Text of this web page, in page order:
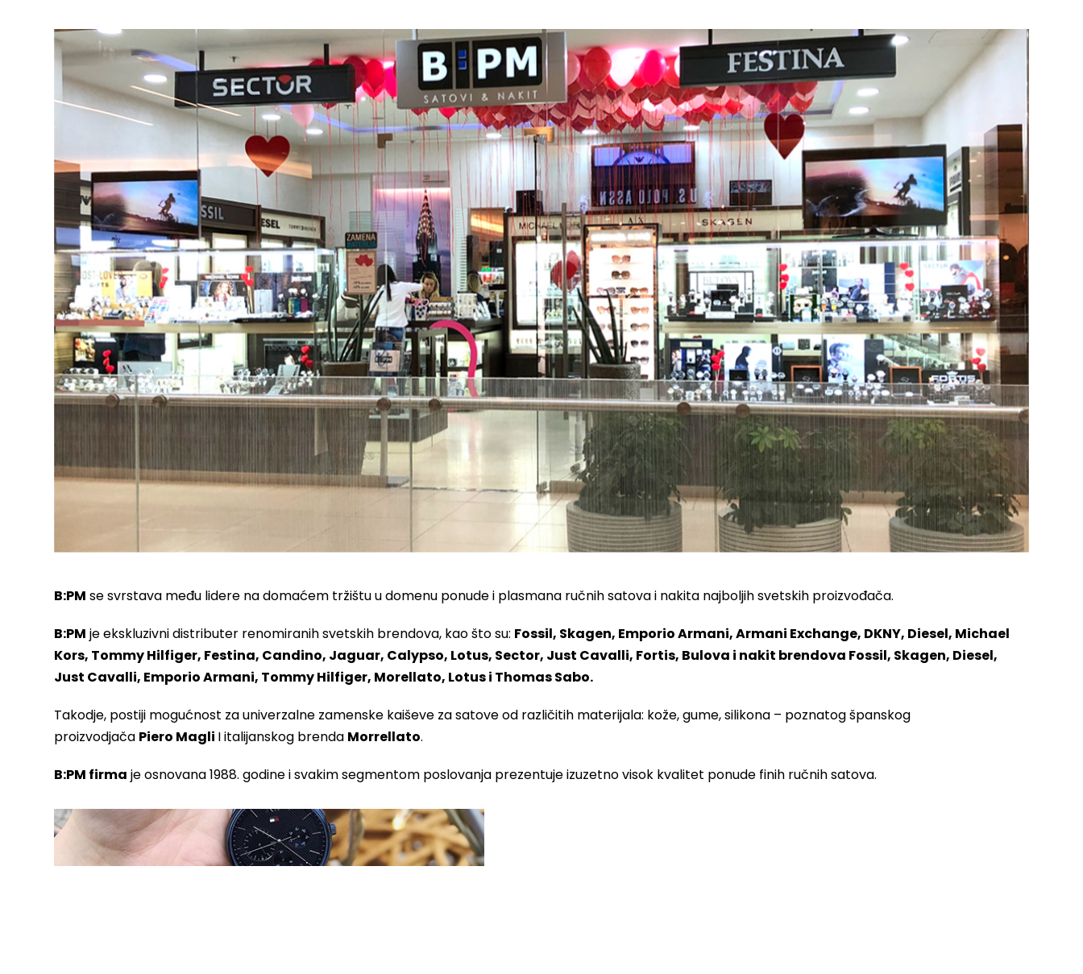
B:PM se svrstava među lidere na domaćem tržištu u domenu ponude i plasmana ručnih satova i nakita najboljih svetskih proizvođača.
B:PM je ekskluzivni distributer renomiranih svetskih brendova, kao što su: Fossil, Skagen, Emporio Armani, Armani Exchange, DKNY, Diesel, Michael
Kors, Tommy Hilfiger, Festina, Candino, Jaguar, Calypso, Lotus, Sector, Just Cavalli, Fortis, Bulova i nakit brendova Fossil, Skagen, Diesel,
Just Cavalli, Emporio Armani, Tommy Hilfiger, Morellato, Lotus i Thomas Sabo.
Takodje, postiji mogućnost za univerzalne zamenske kaiševe za satove od različitih materijala: kože, gume, silikona – poznatog španskog
proizvodjača Piero Magli I italijanskog brenda Morrellato.
B:PM firma je osnovana 1988. godine i svakim segmentom poslovanja prezentuje izuzetno visok kvalitet ponude finih ručnih satova.